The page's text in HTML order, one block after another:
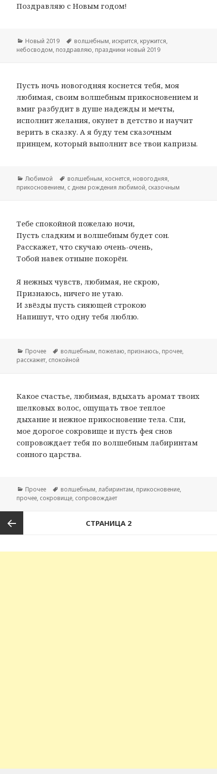
Поздравляю с Новым годом!
Рубрики
Новый 2019 Метки
волшебным, искрится, кружится,
небосводом, поздравляю, праздники новый 2019
Пусть ночь новогодняя коснется тебя, моя
любимая, своим волшебным прикосновением и
вмиг разбудит в душе надежды и мечты,
исполнит желания, окунет в детство и научит
верить в сказку. А я буду тем сказочным
принцем, который выполнит все твои капризы.
Рубрики
Любимой Метки
волшебным, коснется, новогодняя,
прикосновением, с днем рождения любимой, сказочным
Тебе спокойной пожелаю ночи,
Пусть сладким и волшебным будет сон.
Расскажет, что скучаю очень-очень,
Тобой навек отныне покорён.
Я нежных чувств, любимая, не скрою,
Признаюсь, ничего не утаю.
И звёзды пусть сияющей строкою
Напишут, что одну тебя люблю.
Рубрики
Прочее Метки
волшебным, пожелаю, признаюсь, прочее,
расскажет, спокойной
Какое счастье, любимая, вдыхать аромат твоих
шелковых волос, ощущать твое теплое
дыхание и нежное прикосновение тела. Спи,
мое дорогое сокровище и пусть фея снов
сопровождает тебя по волшебным лабиринтам
сонного царства.
Рубрики
Прочее Метки
волшебным,лабиринтам, прикосновение,
прочее, сокровище, сопровождает
Навигация
СТРАНИЦА 2